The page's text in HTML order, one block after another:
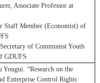
Associate Professor at
Staff Member (Economist) of
of Communist Youth
GDUFS
“Research on the
Enterprise Control Rights